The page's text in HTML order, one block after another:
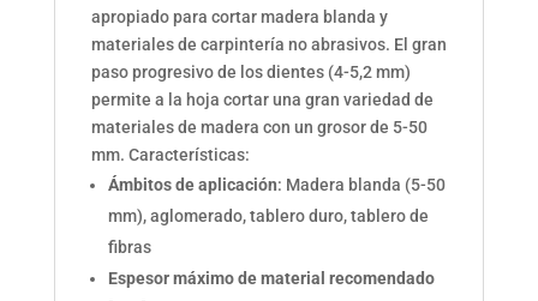
apropiado para cortar madera blanda y
materiales de carpintería no abrasivos. El gran
paso progresivo de los dientes (4-5,2 mm)
permite a la hoja cortar una gran variedad de
materiales de madera con un grosor de 5-50
mm. Características:
Ámbitos de aplicación: Madera blanda (5-50
mm), aglomerado, tablero duro, tablero de
fibras
Espesor máximo de material recomendado